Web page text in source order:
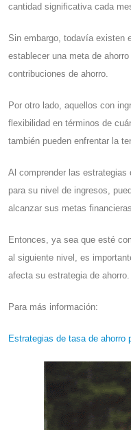
cantidad significativa cada
Sin embargo, todavía existen
establecer una meta de
contribuciones de ahorro.
Por otro lado, aquellos con
flexibilidad en términos de
también pueden enfrentar la
Al comprender las
para su nivel de ingresos,
alcanzar sus metas
Entonces, ya sea que esté
al siguiente nivel, es
afecta su estrategia de ahorro.
Para más información:
Estrategias de tasa de ahorro